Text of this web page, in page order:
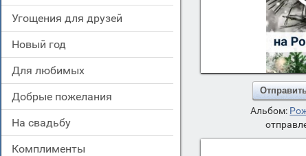
угощения для друзей
новый год
для любимых
добрые пожелания
на свадьбу
комплименты
Альбом: